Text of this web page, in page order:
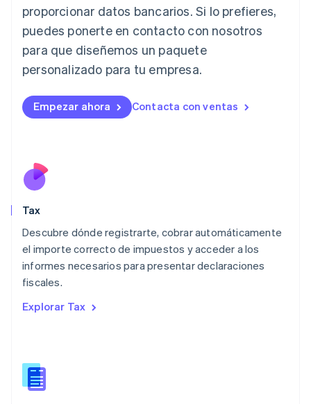
proporcionar datos bancarios. Si lo prefieres,
puedes ponerte en contacto con nosotros
para que diseñemos un paquete
personalizado para tu empresa.
Empezar ahora Contacta con ventas
Tax
Descubre dónde registrarte, cobrar automáticamente
el importe correcto de impuestos y acceder a los
informes necesarios para presentar declaraciones
fiscales.
Explorar Tax
Italia
ItalianoEnglish
Japón
English
Letonia
Liechtenstein
DeutschEnglish
Français
Malasia
English
México
Español
Noruega
English
Nueva Zelandia
English
English
Portugal